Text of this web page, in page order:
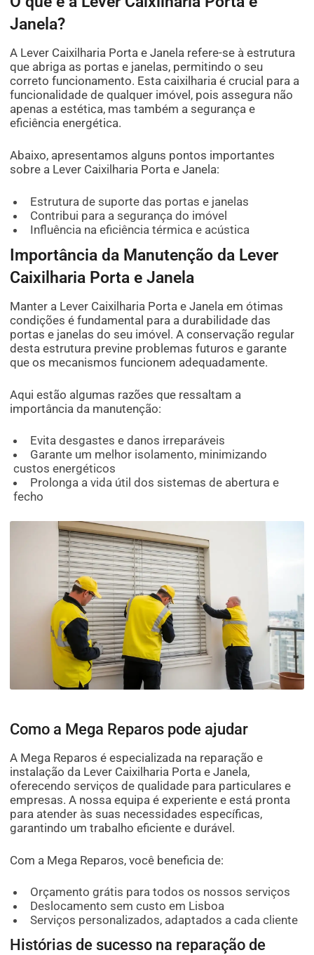
Janela?
A Lever Caixilharia Porta e Janela refere-se à estrutura
que abriga as portas e janelas, permitindo o seu
correto funcionamento. Esta caixilharia é crucial para a
funcionalidade de qualquer imóvel, pois assegura não
apenas a estética, mas também a segurança e
eficiência energética.
Abaixo, apresentamos alguns pontos importantes
sobre a Lever Caixilharia Porta e Janela:
Estrutura de suporte das portas e janelas
Contribui para a segurança do imóvel
Influência na eficiência térmica e acústica
Importância da Manutenção da Lever
Caixilharia Porta e Janela
Manter a Lever Caixilharia Porta e Janela em ótimas
condições é fundamental para a durabilidade das
portas e janelas do seu imóvel. A conservação regular
desta estrutura previne problemas futuros e garante
que os mecanismos funcionem adequadamente.
Aqui estão algumas razões que ressaltam a
importância da manutenção:
Evita desgastes e danos irreparáveis
Garante um melhor isolamento, minimizando
custos energéticos
Prolonga a vida útil dos sistemas de abertura e
fecho
Como a Mega Reparos pode ajudar
A Mega Reparos é especializada na reparação e
instalação da Lever Caixilharia Porta e Janela,
oferecendo serviços de qualidade para particulares e
empresas. A nossa equipa é experiente e está pronta
para atender às suas necessidades específicas,
garantindo um trabalho eficiente e durável.
Com a Mega Reparos, você beneficia de:
Orçamento grátis para todos os nossos serviços
Deslocamento sem custo em Lisboa
Serviços personalizados, adaptados a cada cliente
Histórias de sucesso na reparação de